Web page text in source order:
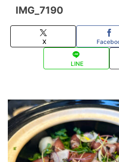
IMG_7190
X
LINE